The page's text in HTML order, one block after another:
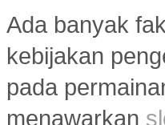
Ada banyak
kebijakan
pada
menawarkan